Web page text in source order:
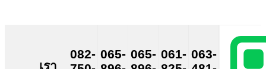
เรา
082- 065- 065- 061- 063-